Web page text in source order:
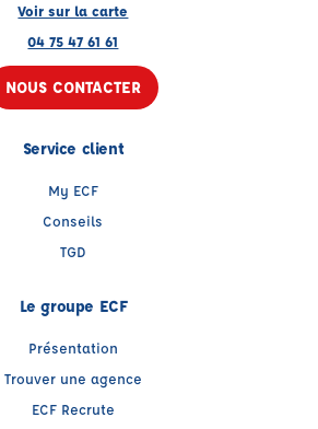
Voir sur la carte
04 75 47 61 61
NOUS CONTACTER
Service client
My ECF
Conseils
TGD
Le groupe ECF
Présentation
Trouver une agence
ECF Recrute